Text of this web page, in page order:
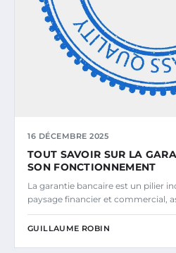
16 DÉCEMBRE 2025
TOUT SAVOIR SUR LA
SON FONCTIONNEMENT
La garantie bancaire est un pilier
paysage financier et commercial,
GUILLAUME ROBIN